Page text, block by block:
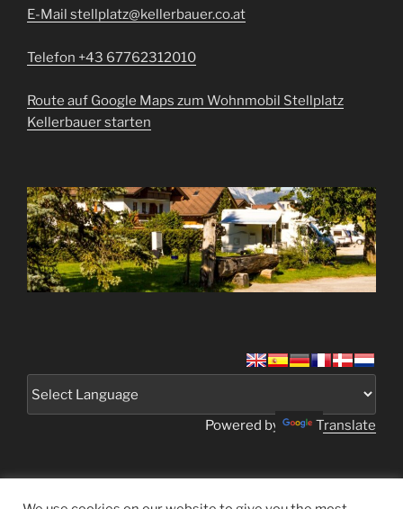
E-Mail stellplatz@kellerbauer.co.at
Telefon +43 67762312010
Route auf Google Maps zum Wohnmobil Stellplatz
Kellerbauer starten
Powered by Translate